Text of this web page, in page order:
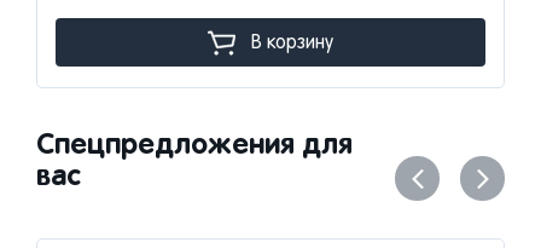
В корзину
Спецпредложения для
вас